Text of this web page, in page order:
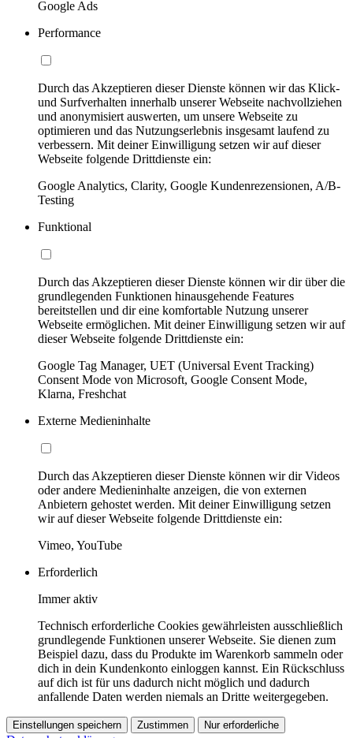
Google Ads
Performance
Durch das Akzeptieren dieser Dienste können wir das Klick-
und Surfverhalten innerhalb unserer Webseite nachvollziehen
und anonymisiert auswerten, um unsere Webseite zu
optimieren und das Nutzungserlebnis insgesamt laufend zu
verbessern. Mit deiner Einwilligung setzen wir auf dieser
Webseite folgende Drittdienste ein:
Google Analytics, Clarity, Google Kundenrezensionen, A/B-
Testing
Funktional
Durch das Akzeptieren dieser Dienste können wir dir über die
grundlegenden Funktionen hinausgehende Features
bereitstellen und dir eine komfortable Nutzung unserer
Webseite ermöglichen. Mit deiner Einwilligung setzen wir auf
dieser Webseite folgende Drittdienste ein:
Google Tag Manager, UET (Universal Event Tracking)
Consent Mode von Microsoft, Google Consent Mode,
Klarna, Freshchat
Externe Medieninhalte
Durch das Akzeptieren dieser Dienste können wir dir Videos
oder andere Medieninhalte anzeigen, die von externen
Anbietern gehostet werden. Mit deiner Einwilligung setzen
wir auf dieser Webseite folgende Drittdienste ein:
Vimeo, YouTube
Erforderlich
Immer aktiv
Technisch erforderliche Cookies gewährleisten ausschließlich
grundlegende Funktionen unserer Webseite. Sie dienen zum
Beispiel dazu, dass du Produkte im Warenkorb sammeln oder
dich in dein Kundenkonto einloggen kannst. Ein Rückschluss
auf dich ist für uns dadurch nicht möglich und dadurch
anfallende Daten werden niemals an Dritte weitergegeben.
Einstellungen speichern Zustimmen Nur erforderliche